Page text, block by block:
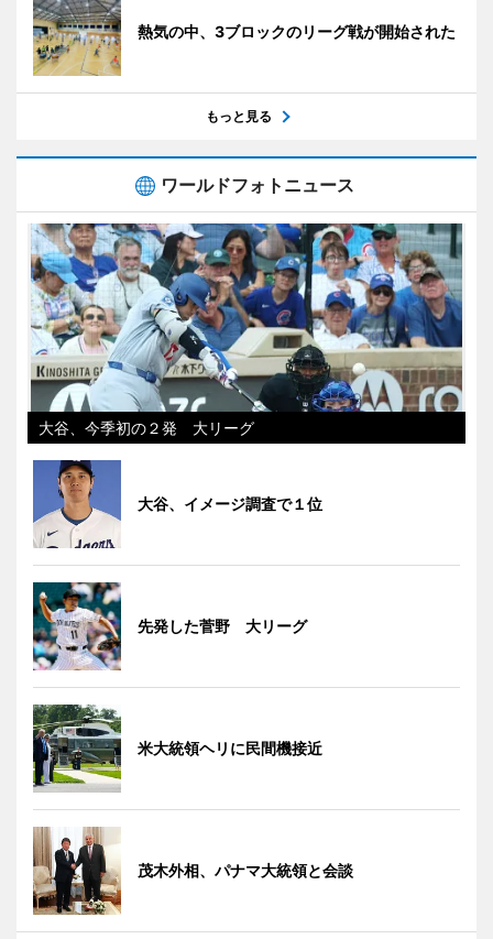
熱気の中、3ブロックのリーグ戦が開始された
もっと見る
ワールドフォトニュース
大谷、今季初の２発 大リーグ
大谷、イメージ調査で１位
先発した菅野 大リーグ
米大統領ヘリに民間機接近
茂木外相、パナマ大統領と会談